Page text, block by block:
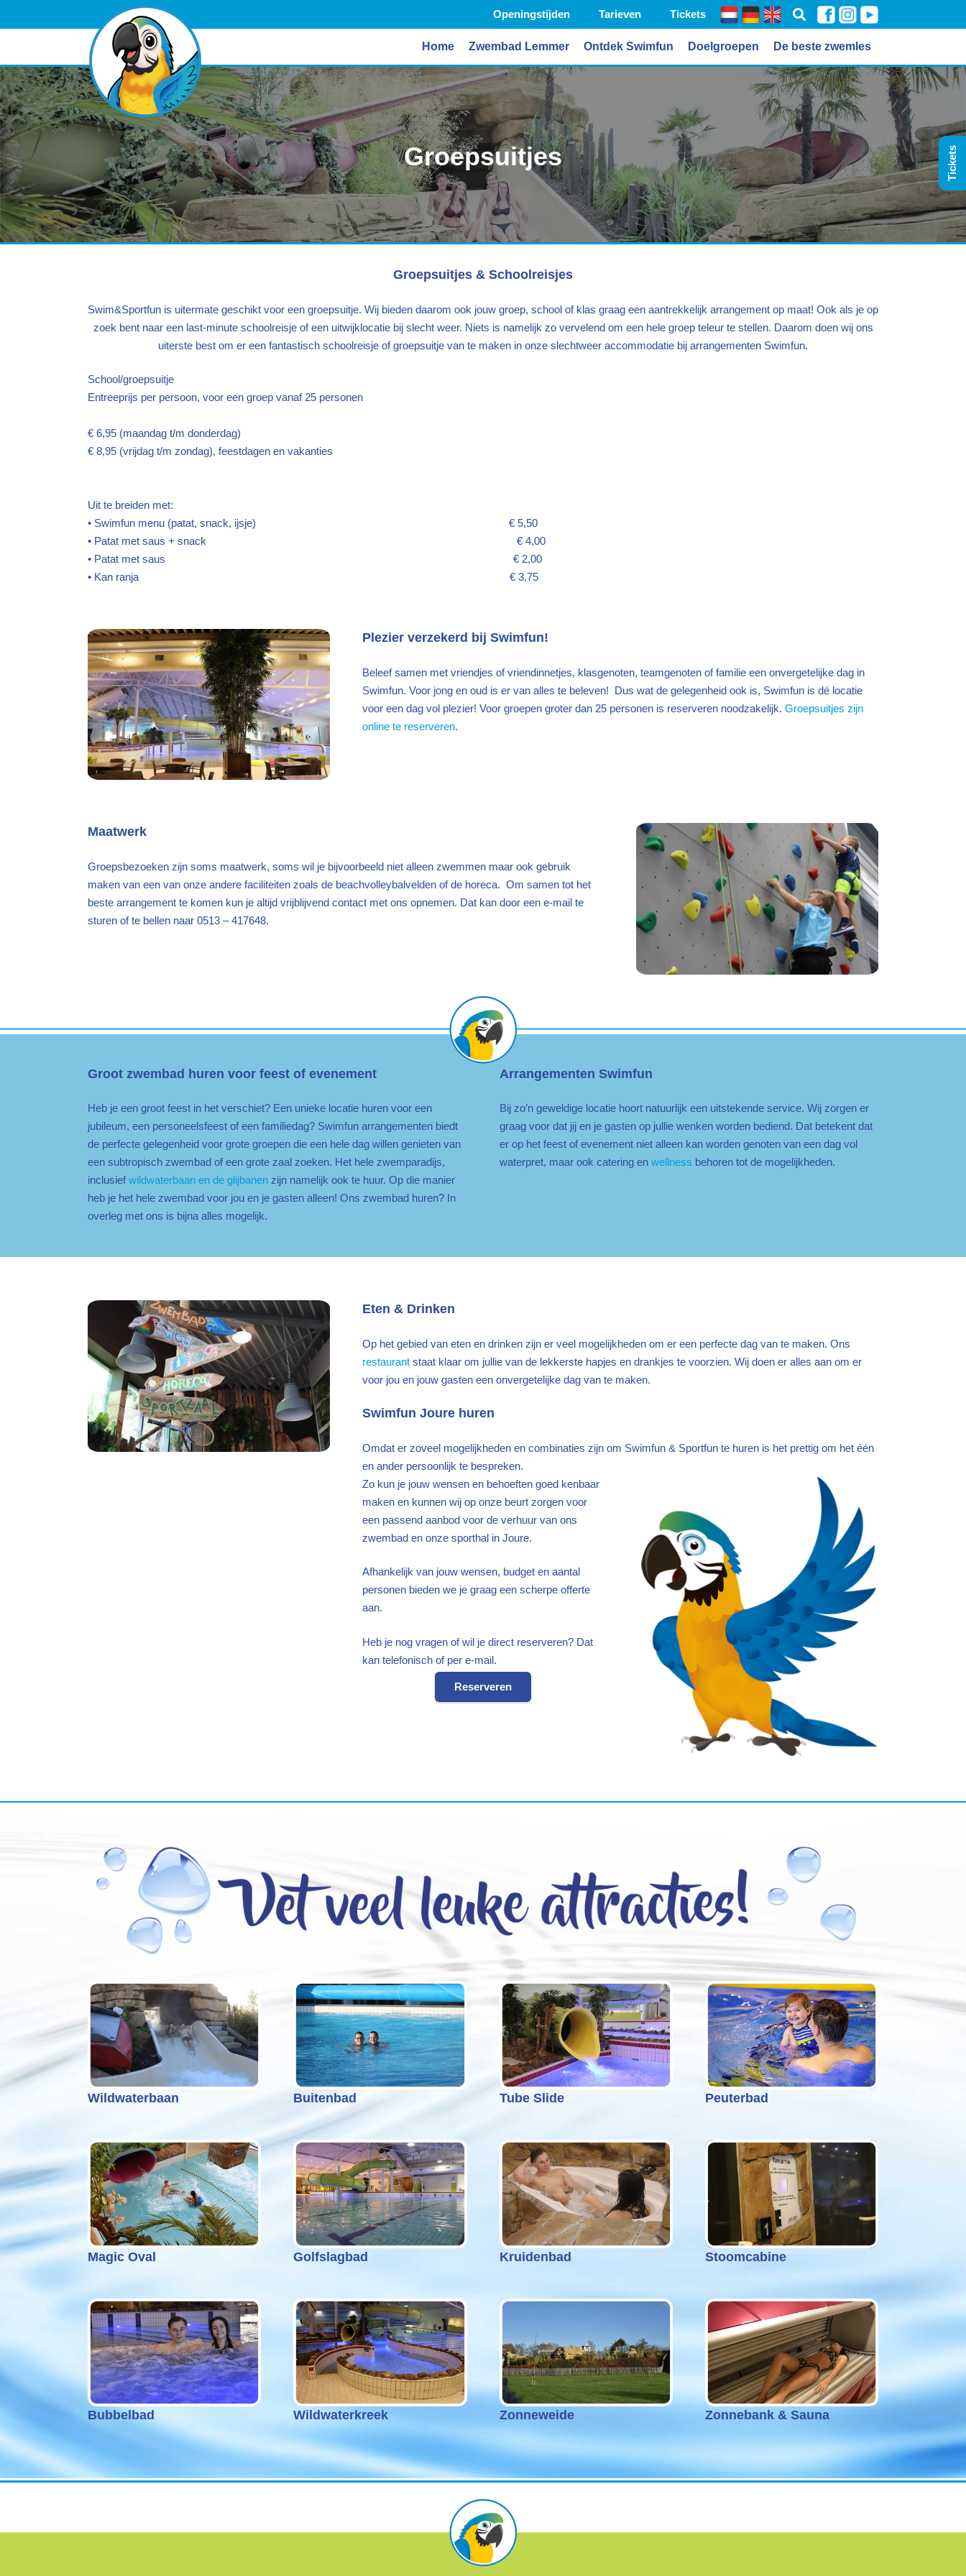
Openingstijden Tarieven Tickets
Home Zwembad Lemmer Ontdek Swimfun Doelgroepen De beste zwemles
Groepsuitjes
Groepsuitjes & Schoolreisjes
Swim&Sportfun is uitermate geschikt voor een groepsuitje. Wij bieden daarom ook jouw groep, school of klas graag een aantrekkelijk arrangement op maat! Ook als je op
zoek bent naar een last-minute schoolreisje of een uitwijklocatie bij slecht weer. Niets is namelijk zo vervelend om een hele groep teleur te stellen. Daarom doen wij ons
uiterste best om er een fantastisch schoolreisje of groepsuitje van te maken in onze slechtweer accommodatie bij arrangementen Swimfun.
School/groepsuitje
Entreeprijs per persoon, voor een groep vanaf 25 personen
€ 6,95 (maandag t/m donderdag)
€ 8,95 (vrijdag t/m zondag), feestdagen en vakanties
Uit te breiden met:
• Swimfun menu (patat, snack, ijsje) € 5,50
• Patat met saus + snack € 4,00
• Patat met saus € 2,00
• Kan ranja € 3,75
Plezier verzekerd bij Swimfun!
Beleef samen met vriendjes of vriendinnetjes, klasgenoten, teamgenoten of familie een onvergetelijke dag in
Swimfun. Voor jong en oud is er van alles te beleven! Dus wat de gelegenheid ook is, Swimfun is dé locatie
voor een dag vol plezier! Voor groepen groter dan 25 personen is reserveren noodzakelijk. Groepsuitjes zijn
online te reserveren.
Maatwerk
Groepsbezoeken zijn soms maatwerk, soms wil je bijvoorbeeld niet alleen zwemmen maar ook gebruik
maken van een van onze andere faciliteiten zoals de beachvolleybalvelden of de horeca. Om samen tot het
beste arrangement te komen kun je altijd vrijblijvend contact met ons opnemen. Dat kan door een e-mail te
sturen of te bellen naar 0513 – 417648.
Groot zwembad huren voor feest of evenement Arrangementen Swimfun
Heb je een groot feest in het verschiet? Een unieke locatie huren voor een
jubileum, een personeelsfeest of een familiedag? Swimfun arrangementen biedt
de perfecte gelegenheid voor grote groepen die een hele dag willen genieten van
een subtropisch zwembad of een grote zaal zoeken. Het hele zwemparadijs,
inclusief wildwaterbaan en de glijbanen zijn namelijk ook te huur. Op die manier
heb je het hele zwembad voor jou en je gasten alleen! Ons zwembad huren? In
overleg met ons is bijna alles mogelijk.
Bij zo’n geweldige locatie hoort natuurlijk een uitstekende service. Wij zorgen er
graag voor dat jij en je gasten op jullie wenken worden bediend. Dat betekent dat
er op het feest of evenement niet alleen kan worden genoten van een dag vol
waterpret, maar ook catering en wellness behoren tot de mogelijkheden.
Eten & Drinken
Op het gebied van eten en drinken zijn er veel mogelijkheden om er een perfecte dag van te maken. Ons
restaurantstaat klaar om jullie van de lekkerste hapjes en drankjes te voorzien. Wij doen er alles aan om er
voor jou en jouw gasten een onvergetelijke dag van te maken.
Swimfun Joure huren
Omdat er zoveel mogelijkheden en combinaties zijn om Swimfun & Sportfun te huren is het prettig om het één
en ander persoonlijk te bespreken.
Zo kun je jouw wensen en behoeften goed kenbaar
maken en kunnen wij op onze beurt zorgen voor
een passend aanbod voor de verhuur van ons
zwembad en onze sporthal in Joure.
Afhankelijk van jouw wensen, budget en aantal
personen bieden we je graag een scherpe offerte
aan.
Heb je nog vragen of wil je direct reserveren? Dat
kan telefonisch of per e-mail.
Reserveren
Wildwaterbaan Buitenbad Tube Slide Peuterbad
Magic Oval Golfslagbad Kruidenbad Stoomcabine
Bubbelbad Wildwaterkreek Zonneweide Zonnebank & Sauna
Tickets